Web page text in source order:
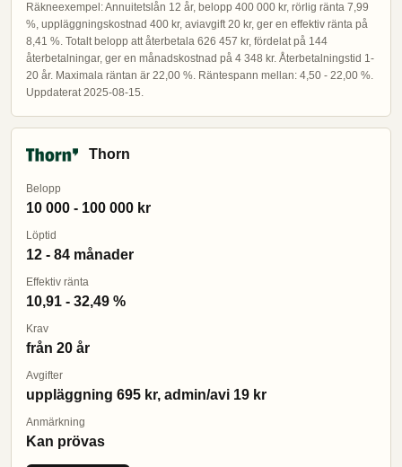
Räkneexempel: Annuitetslån 12 år, belopp 400 000 kr, rörlig ränta 7,99
%, uppläggningskostnad 400 kr, aviavgift 20 kr, ger en effektiv ränta på
8,41 %. Totalt belopp att återbetala 626 457 kr, fördelat på 144
återbetalningar, ger en månadskostnad på 4 348 kr. Återbetalningstid 1-
20 år. Maximala räntan är 22,00 %. Räntespann mellan: 4,50 - 22,00 %.
Uppdaterat 2025-08-15.
Thorn
Belopp
10 000 - 100 000 kr
Löptid
12 - 84 månader
Effektiv ränta
10,91 - 32,49 %
Krav
från 20 år
Avgifter
uppläggning 695 kr, admin/avi 19 kr
Anmärkning
Kan prövas